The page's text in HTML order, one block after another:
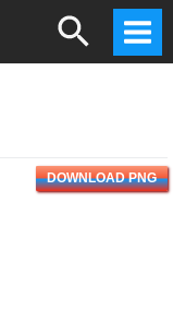
Search
DOWNLOAD PNG